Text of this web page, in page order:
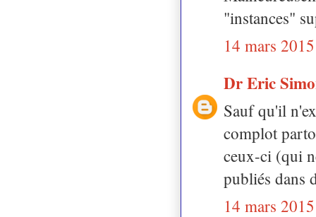
"instances"
14 mars
Dr Eric
Sauf qu'il
complot
ceux-ci (qui
publiés dans
14 mars